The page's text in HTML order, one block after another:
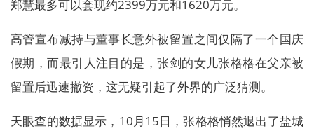
郑慧最多可以套现约2399万元和1620万元。
高管宣布减持与董事长意外被留置之间仅隔了一个国庆
假期，而最引人注目的是，张剑的女儿张格格在父亲被
留置后迅速撤资，这无疑引起了外界的广泛猜测。
天眼查的数据显示，10月15日，张格格悄然退出了盐城